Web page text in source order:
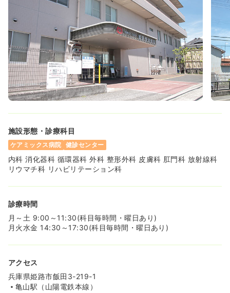
気になる 詳細を見る
検診・健診 正・准看護師 一般＋療養
日勤のみ（パート） 一時募集休止
給与 時給1,500円〜
時間 8:30～15:00
日祝休み
時給1,500円以上可
気になる
施設形態・診療科目
ケアミックス病院 健診センター
内科 消化器科 循環器科 外科 整形外科 皮膚科 肛門科 放射線科
リウマチ科 リハビリテーション科
診療時間
月～土 9:00～11:30(科目毎時間・曜日あり)
月火水金 14:30～17:30(科目毎時間・曜日あり)
アクセス
兵庫県姫路市飯田3-219-1
亀山駅（山陽電鉄本線）